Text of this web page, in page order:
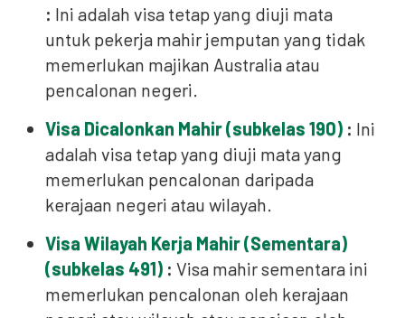
: Ini adalah visa tetap yang diuji mata
untuk pekerja mahir jemputan yang tidak
memerlukan majikan Australia atau
pencalonan negeri.
Visa Dicalonkan Mahir (subkelas 190) : Ini
adalah visa tetap yang diuji mata yang
memerlukan pencalonan daripada
kerajaan negeri atau wilayah.
Visa Wilayah Kerja Mahir (Sementara)
(subkelas 491) : Visa mahir sementara ini
memerlukan pencalonan oleh kerajaan